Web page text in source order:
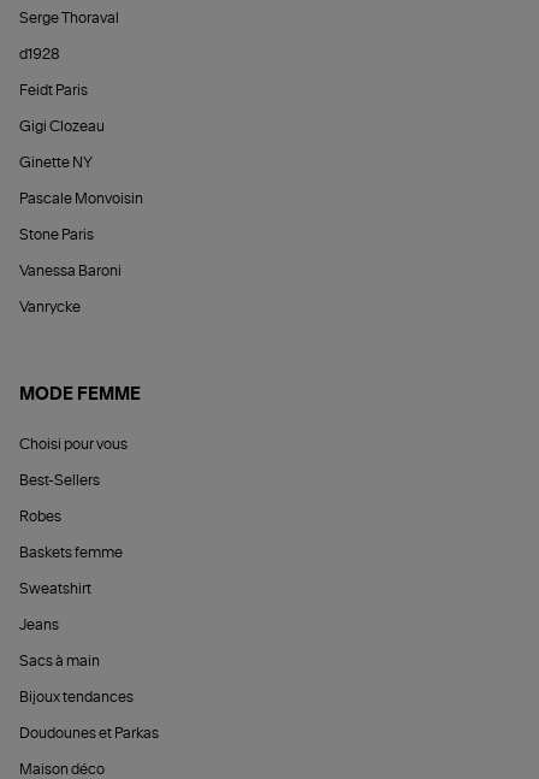
Serge Thoraval
d1928
Feidt Paris
Gigi Clozeau
Ginette NY
Pascale Monvoisin
Stone Paris
Vanessa Baroni
Vanrycke
MODE FEMME
Choisi pour vous
Best-Sellers
Robes
Baskets femme
Sweatshirt
Jeans
Sacs à main
Bijoux tendances
Doudounes et Parkas
Maison déco